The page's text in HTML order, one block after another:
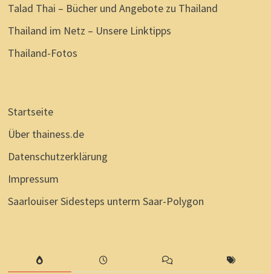
Talad Thai – Bücher und Angebote zu Thailand
Thailand im Netz – Unsere Linktipps
Thailand-Fotos
Startseite
Über thainess.de
Datenschutzerklärung
Impressum
Saarlouiser Sidesteps unterm Saar-Polygon